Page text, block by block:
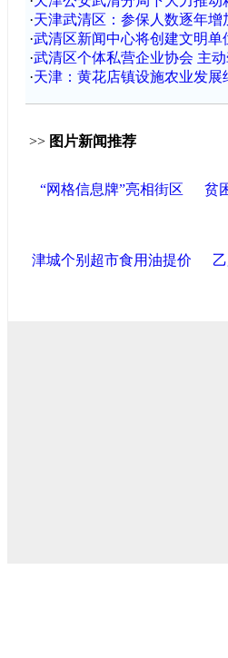
·天津武清区：参保人数逐年增
·武清区新闻中心将创建文明单
·武清区个体私营企业协会 主
·天津：黄花店镇设施农业发展
>> 图片新闻推荐
“网格信息牌”亮相街区 贫
津城个别超市食用油提价